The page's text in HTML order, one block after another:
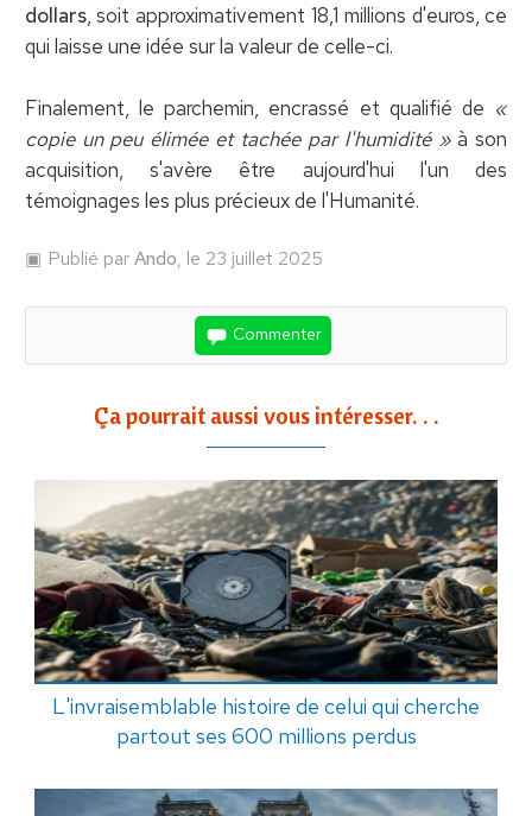
dollars, soit approximativement 18,1 millions d'euros, ce
qui laisse une idée sur la valeur de celle-ci.
Finalement, le parchemin, encrassé et qualifié de «
copie un peu élimée et tachée par l'humidité »à son
acquisition, s'avère être aujourd'hui l'un des
témoignages les plus précieux de l'Humanité.
Publié parAndo, le 23 juillet 2025
Commenter
Ça pourrait aussi vous intéresser. . .
L'invraisemblable histoire de celui qui cherche
partout ses 600 millions perdus